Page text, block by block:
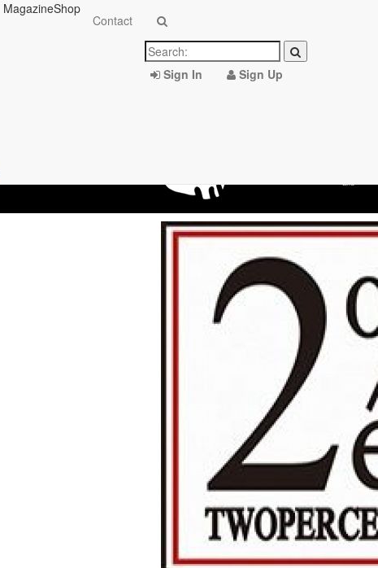
MagazineShop
Contact
Sign In Sign Up